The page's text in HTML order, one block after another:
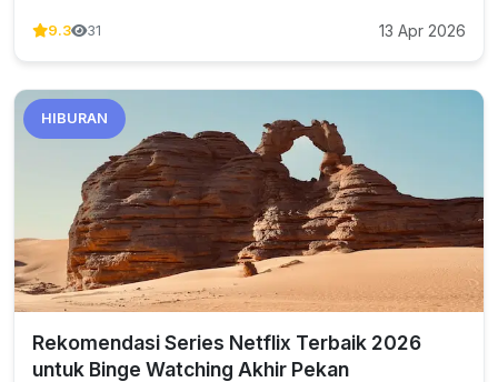
9.3 31 13 Apr 2026
HIBURAN
Rekomendasi Series Netflix Terbaik 2026
untuk Binge Watching Akhir Pekan